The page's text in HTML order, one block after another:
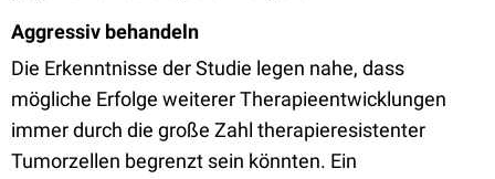
Aggressiv behandeln
Die Erkenntnisse der Studie legen nahe, dass
mögliche Erfolge weiterer Therapieentwicklungen
immer durch die große Zahl therapieresistenter
Tumorzellen begrenzt sein könnten. Ein